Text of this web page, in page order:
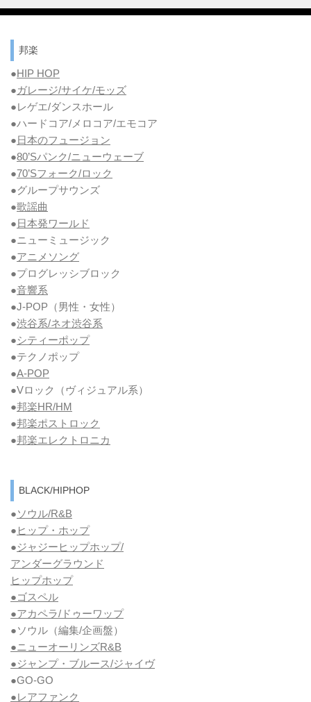
邦楽
●HIP HOP
●ガレージ/サイケ/モッズ
●レゲエ/ダンスホール
●ハードコア/メロコア/エモコア
●日本のフュージョン
●80’Sパンク/ニューウェーブ
●70’Sフォーク/ロック
●グループサウンズ
●歌謡曲
●日本発ワールド
●ニューミュージック
●アニメソング
●プログレッシブロック
●音響系
●J-POP（男性・女性）
●渋谷系/ネオ渋谷系
●シティーポップ
●テクノポップ
●A-POP
●Vロック
（ヴィジュアル系）
●邦楽HR/HM
●邦楽ポストロック
●邦楽エレクトロニカ
BLACK/HIPHOP
●ソウル/R&B
● ヒップ・ホップ
●ジャジーヒップホップ/
アンダーグラウンド
ヒップホップ
●ゴスペル
●アカペラ/ドゥーワップ
●ソウル （編集/企画盤）
●ニューオーリンズR&B
●ジャンプ・ブルース/ジャイヴ
●GO-GO
●レアファンク